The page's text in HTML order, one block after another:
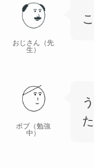
おじさん（先
生）
ボブ（勉強
中）